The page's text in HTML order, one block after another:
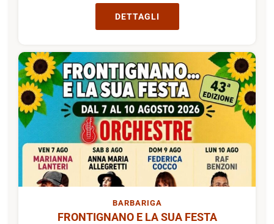
DETTAGLI
BARBARIGA
FRONTIGNANO E LA SUA FESTA